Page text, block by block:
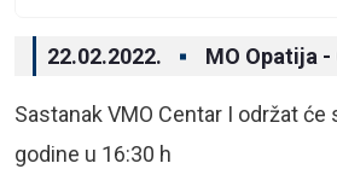
22.02.2022. MO Opatija
Sastanak VMO Centar I održat će
godine u 16:30 h